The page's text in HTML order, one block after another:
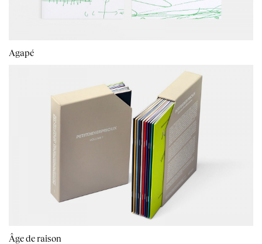
Agapé
Âge de raison